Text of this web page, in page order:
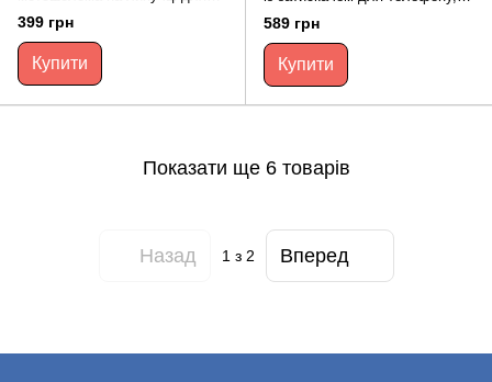
екшн камер(чорний)
399 грн
Купити
кріпильним адаптером та
довгим гвинтом.
589 грн
Купити
Показати ще 6 товарів
Назад 1з 2 Вперед